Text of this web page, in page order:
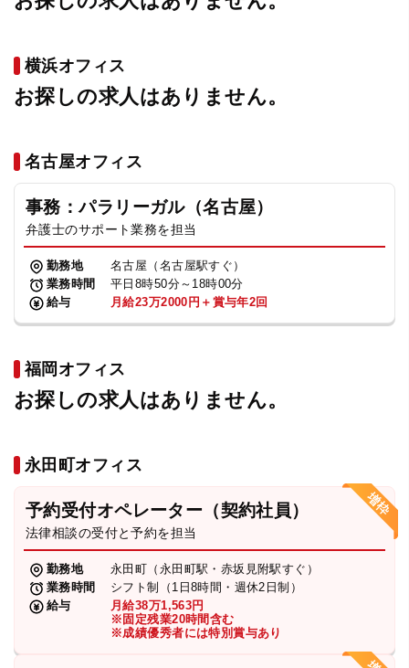
横浜オフィス
お探しの求人はありません。
名古屋オフィス
事務：パラリーガル（名古屋）
弁護士のサポート業務を担当
勤務地
名古屋（名古屋駅すぐ）
業務時間
平日8時50分～18時00分
給与
月給23万2000円＋賞与年2回
福岡オフィス
お探しの求人はありません。
永田町オフィス
予約受付オペレーター（契約社員）
法律相談の受付と予約を担当
勤務地
永田町（永田町駅・赤坂見附駅すぐ）
業務時間
シフト制（1日8時間・週休2日制）
給与
月給38万1,563円
※固定残業20時間含む
※成績優秀者には特別賞与あり